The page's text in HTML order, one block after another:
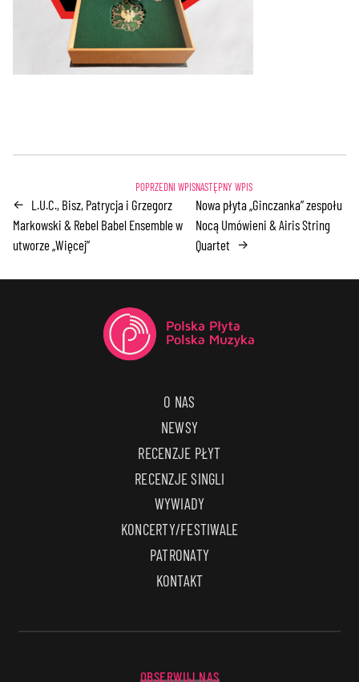
← L.U.C., Bisz, Patrycja i Grzegorz
Markowski & Rebel Babel Ensemble w
utworze „Więcej”
Nowa płyta „Ginczanka” zespołu
Nocą Umówieni & Airis String
Quartet →
O NAS
NEWSY
RECENZJE PŁYT
RECENZJE SINGLI
WYWIADY
KONCERTY/FESTIWALE
PATRONATY
KONTAKT
OBSERWUJ NAS